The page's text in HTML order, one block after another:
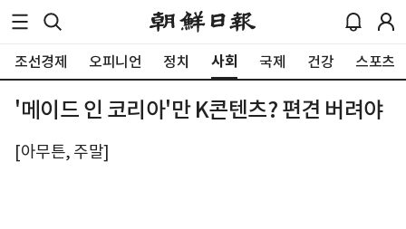
조선경제 오피니언 정치 사회 국제 건강 스포츠
'메이드 인 코리아'만 K콘텐츠? 편견 버려야
[아무튼, 주말]